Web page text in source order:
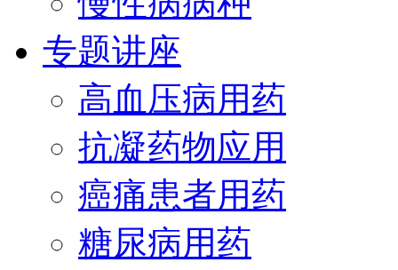
专题讲座
高血压病用药
抗凝药物应用
癌痛患者用药
糖尿病用药